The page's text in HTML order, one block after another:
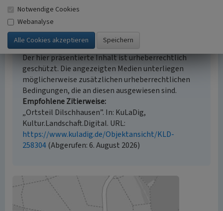
Empfohlene Zitierweise
Urheberrechtlicher Hinweis
Der hier präsentierte Inhalt ist urheberrechtlich
geschützt. Die angezeigten Medien unterliegen
möglicherweise zusätzlichen urheberrechtlichen
Bedingungen, die an diesen ausgewiesen sind.
Empfohlene Zitierweise
„Ortsteil Dilschhausen”. In: KuLaDig,
Kultur.Landschaft.Digital. URL:
https://www.kuladig.de/Objektansicht/KLD-
258304(Abgerufen: 6. August 2026)
Notwendige Cookies
Webanalyse